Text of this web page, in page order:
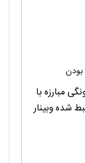
بودن
مبارزه با
شده وبینار